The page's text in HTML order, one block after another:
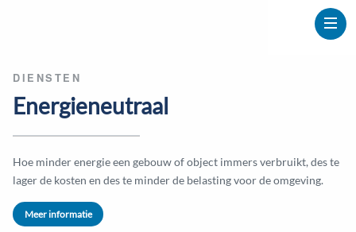
DIENSTEN
Energieneutraal
Hoe minder energie een gebouw of object immers verbruikt, des te
lager de kosten en des te minder de belasting voor de omgeving.
Meer informatie